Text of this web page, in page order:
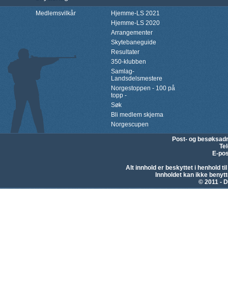
Medlemsvilkår
Hjemme-LS 2021
Hjemme-LS 2020
Arrangementer
Skytebaneguide
Resultater
350-klubben
Samlag-
Landsdelsmestere
Norgestoppen - 100 på
topp -
Søk
Bli medlem skjema
Norgescupen
Post- og
E-
Alt innhold er beskyttet i henhold
Innholdet kan ikke
© 2011 -